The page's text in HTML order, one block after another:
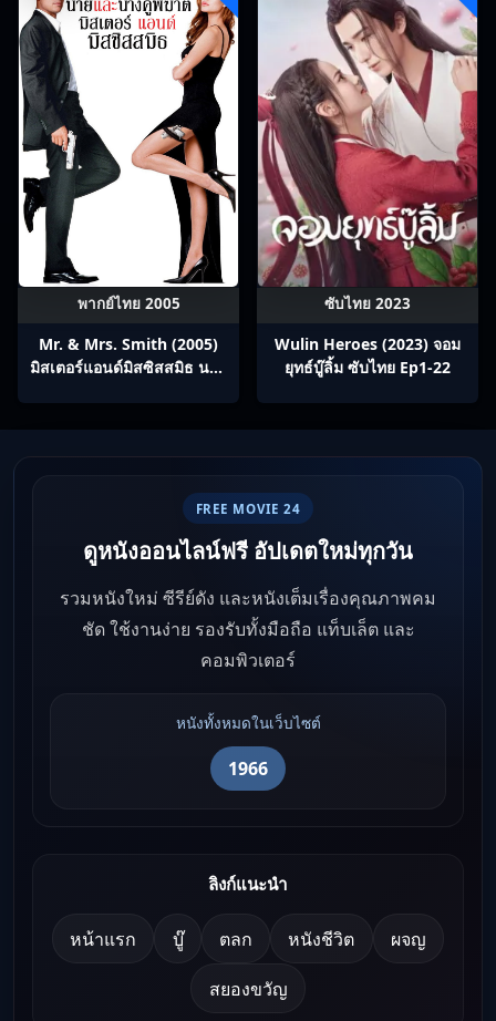
พากย์ไทย 2005
Mr. & Mrs. Smith (2005)
มิสเตอร์แอนด์มิสซิสสมิธ นาย
ซับไทย 2023
Wulin Heroes (2023) จอม
ยุทธ์บู๊ลิ้ม ซับไทย Ep1-22
FREE MOVIE 24
ดูหนังออนไลน์ฟรี อัปเดตใหม่ทุกวัน
รวมหนังใหม่ ซีรีย์ดัง และหนังเต็มเรื่องคุณภาพคม
ชัด ใช้งานง่าย รองรับทั้งมือถือ แท็บเล็ต และ
คอมพิวเตอร์
หนังทั้งหมดในเว็บไซต์
1966
ลิงก์แนะนำ
หน้าแรก บู๊ ตลก หนังชีวิต ผจญ
สยองขวัญ